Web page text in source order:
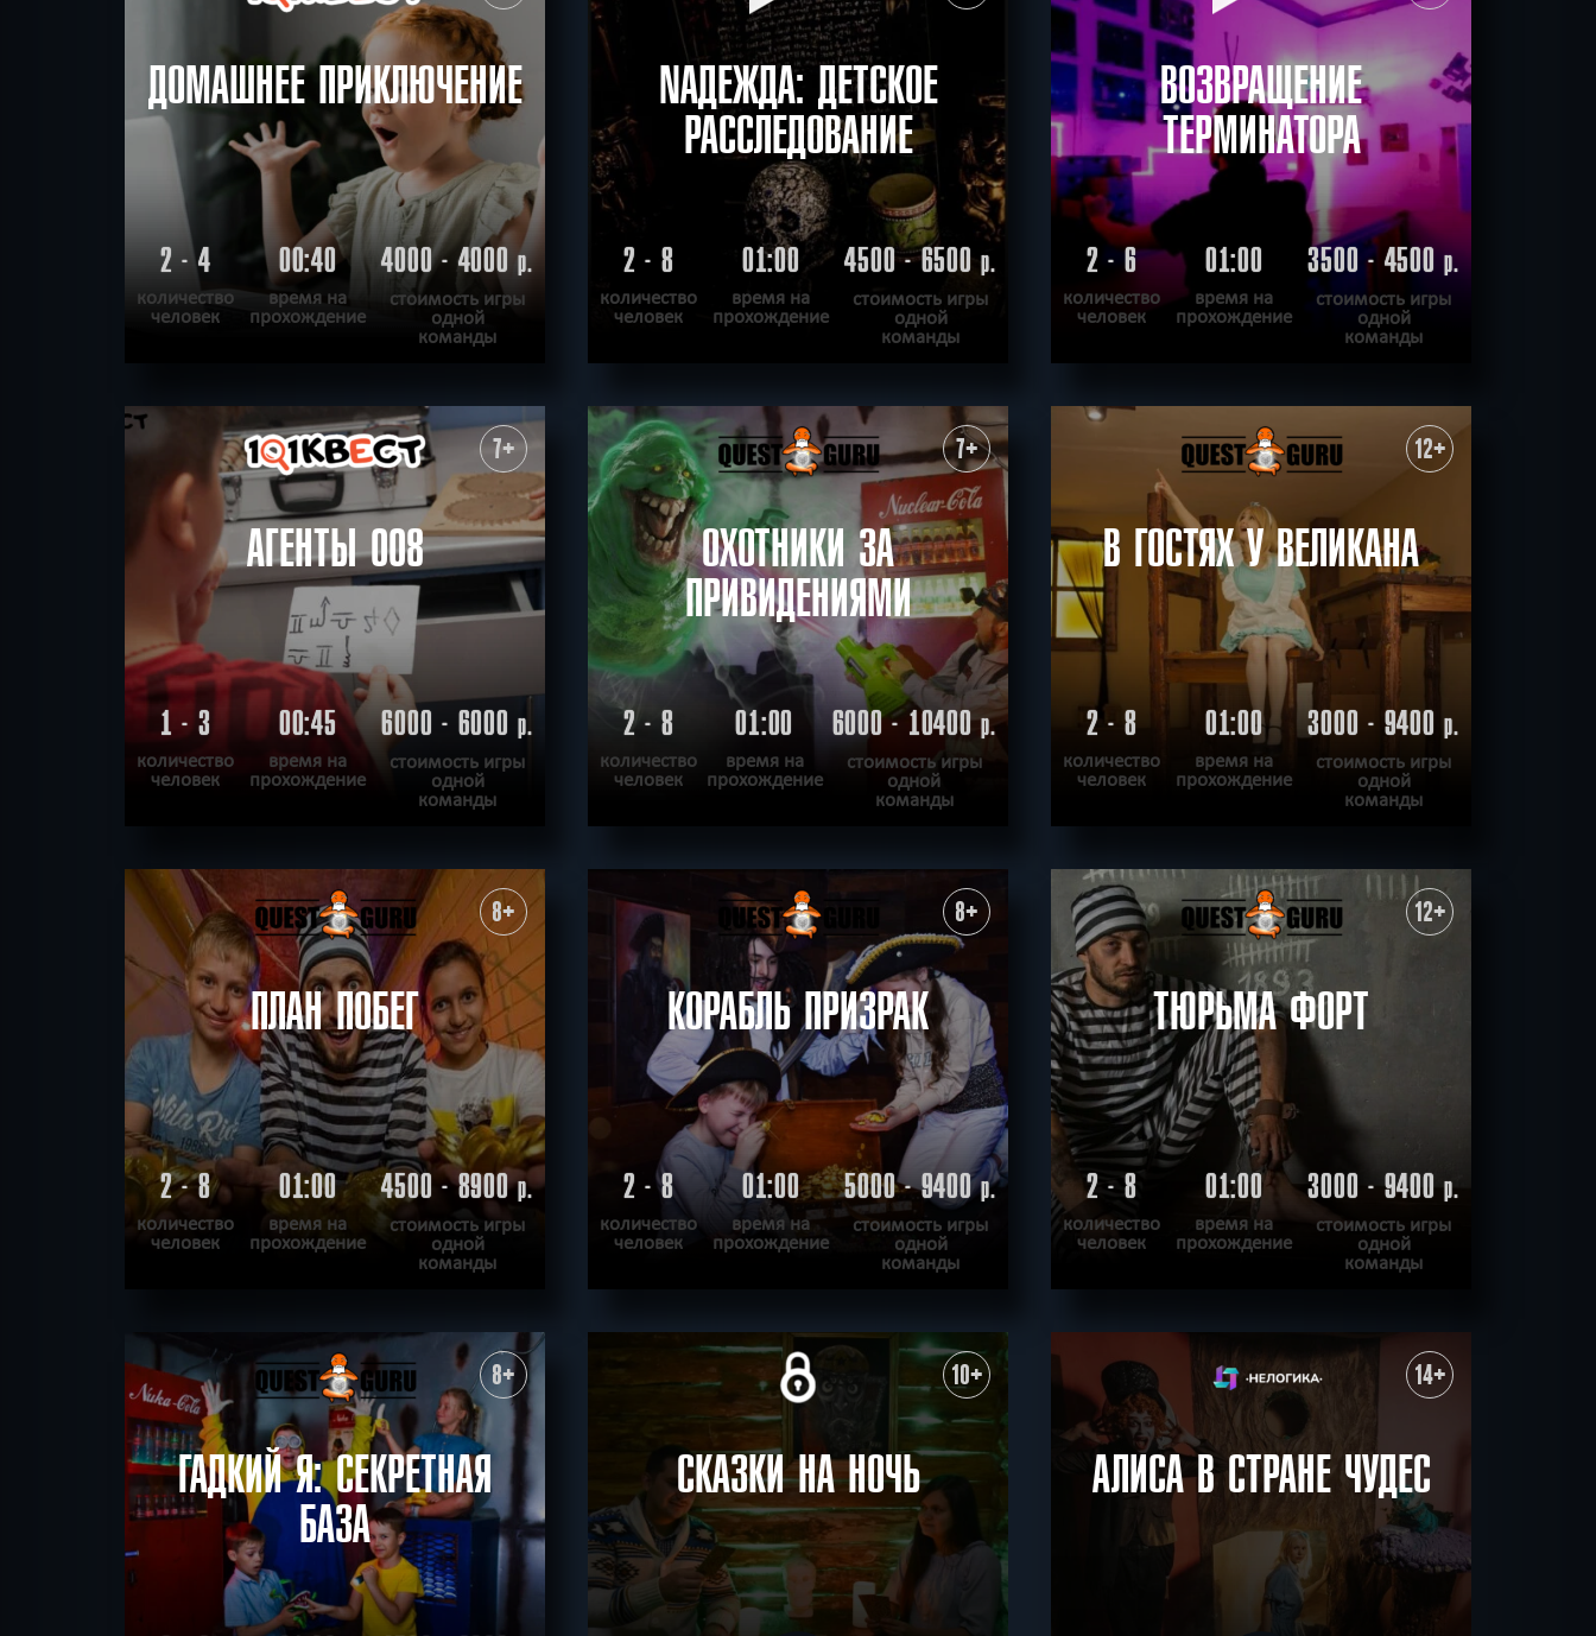
ДОМАШНЕЕ ПРИКЛЮЧЕНИЕ
2 - 4
количество
человек
00:40
время на
прохождение
4000 - 4000р.
стоимость игры
одной
команды
ХОЧУ ПРОЙТИ | КВЕСТ ПРОЙДЕН
NАДЕЖДА: ДЕТСКОЕ
РАССЛЕДОВАНИЕ
2 - 8
количество
человек
01:00
время на
прохождение
4500 - 6500р.
стоимость игры
одной
команды
ХОЧУ ПРОЙТИ | КВЕСТ ПРОЙДЕН
ВОЗВРАЩЕНИЕ
ТЕРМИНАТОРА
2 - 6
количество
человек
01:00
время на
прохождение
3500 - 4500р.
стоимость игры
одной
команды
ХОЧУ ПРОЙТИ | КВЕСТ ПРОЙДЕН
7+
АГЕНТЫ 008
1 - 3
количество
человек
00:45
время на
прохождение
6000 - 6000р.
стоимость игры
одной
команды
ХОЧУ ПРОЙТИ | КВЕСТ ПРОЙДЕН
7+
ОХОТНИКИ ЗА
ПРИВИДЕНИЯМИ
2 - 8
количество
человек
01:00
время на
прохождение
6000 - 10400р.
стоимость игры
одной
команды
ХОЧУ ПРОЙТИ | КВЕСТ ПРОЙДЕН
12+
В ГОСТЯХ У ВЕЛИКАНА
2 - 8
количество
человек
01:00
время на
прохождение
3000 - 9400р.
стоимость игры
одной
команды
ХОЧУ ПРОЙТИ | КВЕСТ ПРОЙДЕН
8+
ПЛАН ПОБЕГ
2 - 8
количество
человек
01:00
время на
прохождение
4500 - 8900р.
стоимость игры
одной
команды
ХОЧУ ПРОЙТИ | КВЕСТ ПРОЙДЕН
8+
КОРАБЛЬ ПРИЗРАК
2 - 8
количество
человек
01:00
время на
прохождение
5000 - 9400р.
стоимость игры
одной
команды
|
12+
ТЮРЬМА ФОРТ
2 - 8
количество
человек
01:00
время на
прохождение
3000 - 9400р.
стоимость игры
одной
команды
ХОЧУ ПРОЙТИ
8+
ГАДКИЙ Я: СЕКРЕТНАЯ
БАЗА
10+
СКАЗКИ НА НОЧЬ
14+
АЛИСА В СТРАНЕ ЧУДЕС